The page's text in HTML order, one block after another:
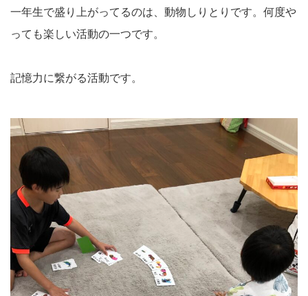
一年生で盛り上がってるのは、動物しりとりです。何度や
っても楽しい活動の一つです。
記憶力に繋がる活動です。